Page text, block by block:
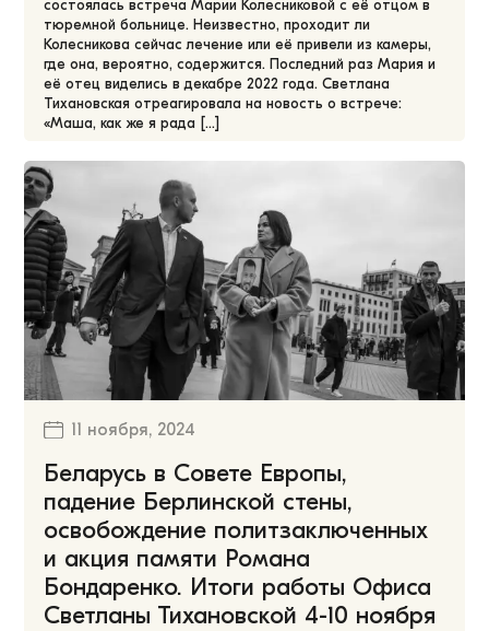
состоялась встреча Марии Колесниковой с её отцом в
тюремной больнице. Неизвестно, проходит ли
Колесникова сейчас лечение или её привели из камеры,
где она, вероятно, содержится. Последний раз Мария и
её отец виделись в декабре 2022 года. Светлана
Тихановская отреагировала на новость о встрече:
«Маша, как же я рада […]
11 ноября, 2024
Беларусь в Совете Европы,
падение Берлинской стены,
освобождение политзаключенных
и акция памяти Романа
Бондаренко. Итоги работы Офиса
Светланы Тихановской 4-10 ноября